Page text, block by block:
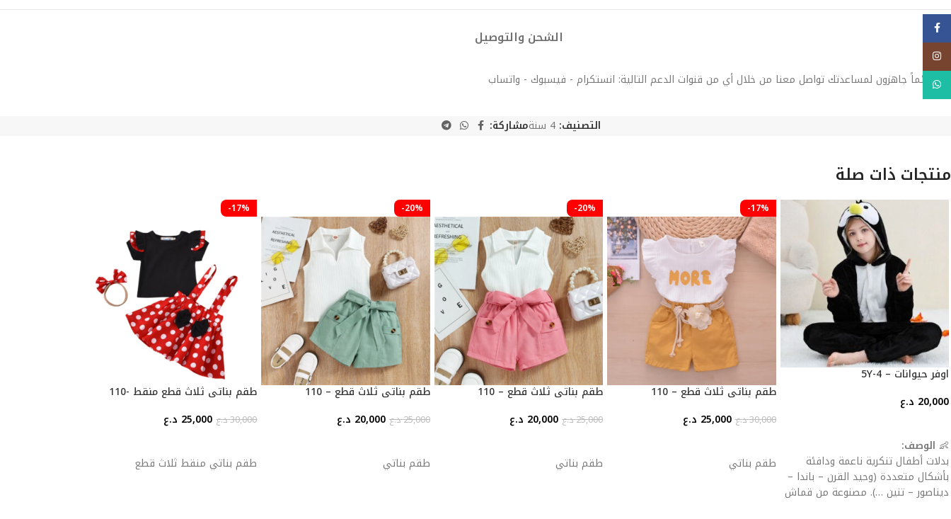
الشحن والتوصيل
نحن دائماً جاهزون لمساعدتك تواصل معنا من خلال أي من قنوات الدعم التالية: انستكرام - فيسبوك - واتساب
التصنيف: 4 سنة مشاركة:
منتجات ذات صلة
اوفر حيوانات – 4-5Y
20,000 د.ع
👶 الوصف:
بدلات أطفال تنكرية ناعمة ودافئة
بأشكال متعددة (وحيد القرن – باندا –
ديناصور – تنين …). مصنوعة من قماش
-17%
طقم بناتي ثلاث قطع – 110
30,000د.ع 25,000 د.ع
طقم بناتي
-20%
طقم بناتي ثلاث قطع – 110
25,000د.ع 20,000 د.ع
طقم بناتي
-20%
طقم بناتي ثلاث قطع – 110
25,000د.ع 20,000 د.ع
طقم بناتي
-17%
طقم بناتي ثلاث قطع منقط -110
30,000د.ع 25,000 د.ع
طقم بناتي منقط ثلاث قطع
WhatsApp